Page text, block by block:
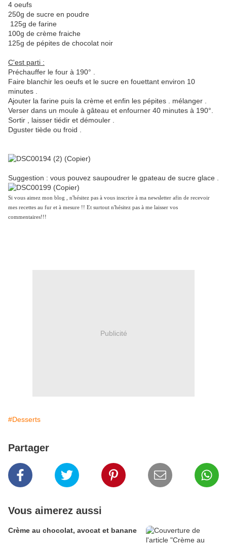
4 oeufs
250g de sucre en poudre
125g de farine
100g de crème fraiche
125g de pépites de chocolat noir
C'est parti :
Préchauffer le four à 190° .
Faire blanchir les oeufs et le sucre en fouettant environ 10
minutes .
Ajouter la farine puis la crème et enfin les pépites . mélanger .
Verser dans un moule à gâteau et enfourner 40 minutes à 190°.
Sortir , laisser tiédir et démouler .
Dguster tiède ou froid .
Suggestion : vous pouvez saupoudrer le gpateau de sucre glace .
Si vous aimez mon blog , n'hésitez pas à vous inscrire à ma newsletter afin de recevoir
mes recettes au fur et à mesure !! Et surtout n'hésitez pas à me laisser vos
commentaires!!!
Publicité
#Desserts
Partager
Vous aimerez aussi
Crème au chocolat, avocat et banane